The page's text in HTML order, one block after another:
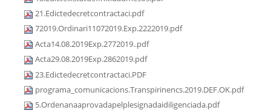
21.Edictedecretcontractaci.pdf
72019.Ordinari11072019.Exp.2222019.pdf
Acta14.08.2019Exp.2772019..pdf
Acta29.08.2019Exp.2862019.pdf
23.Edictedecretcontractaci.PDF
programa_comunicacions.Transpirinencs.2019.DEF.OK.pdf
5.Ordenanaaprovadapelplesignadaidiligenciada.pdf